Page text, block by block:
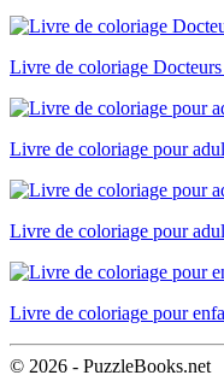
Livre de coloriage Docteurs
Livre de coloriage pour
Livre de coloriage pour
Livre de coloriage pour
© 2026 - PuzzleBooks.net